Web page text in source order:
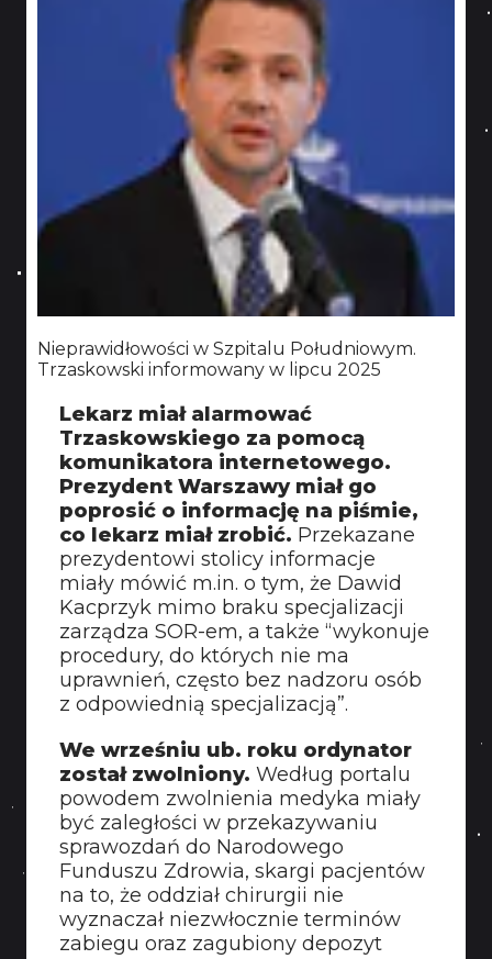
Nieprawidłowości w Szpitalu Południowym.
Trzaskowski informowany w lipcu 2025
Lekarz miał alarmować
Trzaskowskiego za pomocą
komunikatora internetowego.
Prezydent Warszawy miał go
poprosić o informację na piśmie,
co lekarz miał zrobić. Przekazane
prezydentowi stolicy informacje
miały mówić m.in. o tym, że Dawid
Kacprzyk mimo braku specjalizacji
zarządza SOR-em, a także “wykonuje
procedury, do których nie ma
uprawnień, często bez nadzoru osób
z odpowiednią specjalizacją”.
We wrześniu ub. roku ordynator
został zwolniony. Według portalu
powodem zwolnienia medyka miały
być zaległości w przekazywaniu
sprawozdań do Narodowego
Funduszu Zdrowia, skargi pacjentów
na to, że oddział chirurgii nie
wyznaczał niezwłocznie terminów
zabiegu oraz zagubiony depozyt